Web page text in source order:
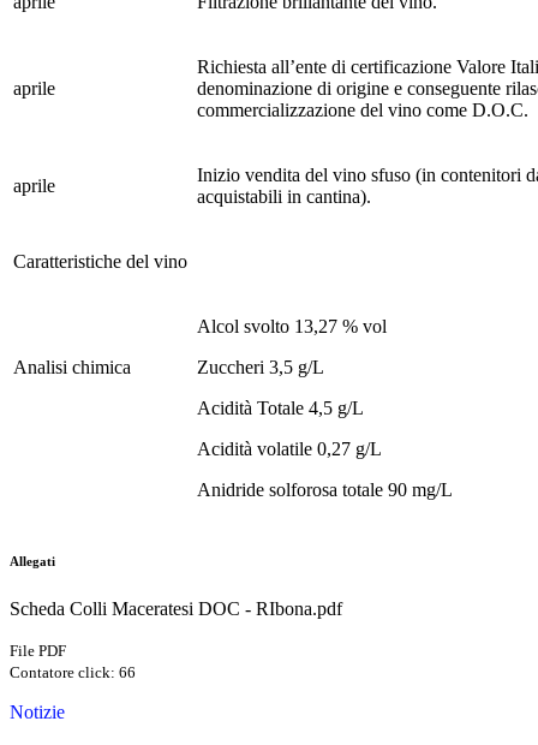
aprile
Richiesta all’ente di certificazione Valore
denominazione di origine e conseguente
commercializzazione del vino come D.O.C.
aprile
Inizio vendita del vino sfuso (in contenitori
acquistabili in cantina).
Caratteristiche del vino
Analisi chimica
Alcol svolto 13,27 % vol
Zuccheri 3,5 g/L
Acidità Totale 4,5 g/L
Acidità volatile 0,27 g/L
Anidride solforosa totale 90 mg/L
Allegati
Scheda Colli Maceratesi DOC - RIbona.pdf
File PDF
Contatore click: 66
Notizie